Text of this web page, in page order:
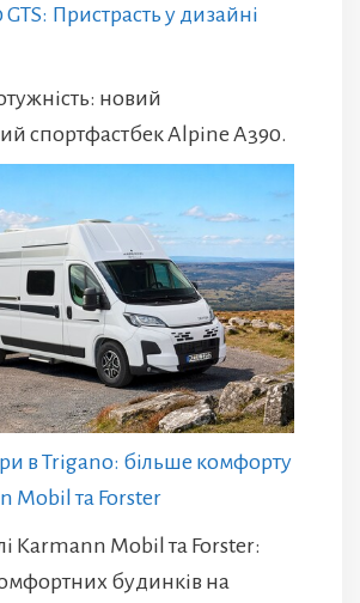
Пристрасть у дизайні
новий
спортфастбек Alpine A390.
в Trigano: більше комфорту
Mobil та Forster
Karmann Mobil та Forster:
будинків на